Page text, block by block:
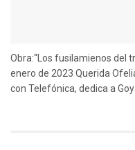
Obra:“Los fusilamienos del
enero de 2023 Querida
con Telefónica, dedica a